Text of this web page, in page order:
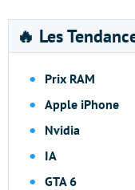
🔥 Les
Prix RAM
Apple iPhone
Nvidia
IA
GTA 6